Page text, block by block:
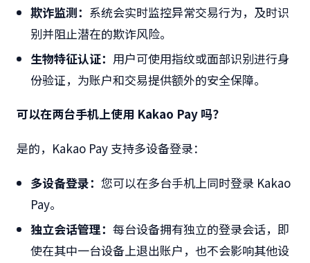
欺诈监测： 系统会实时监控异常交易行为，及时识
别并阻止潜在的欺诈风险。
生物特征认证： 用户可使用指纹或面部识别进行身
份验证，为账户和交易提供额外的安全保障。
可以在两台手机上使用 Kakao Pay 吗？
是的， Kakao Pay 支持多设备登录：
多设备登录：您可以在多台手机上同时登录 Kakao
Pay。
独立会话管理：每台设备拥有独立的登录会话，即
使在其中一台设备上退出账户，也不会影响其他设